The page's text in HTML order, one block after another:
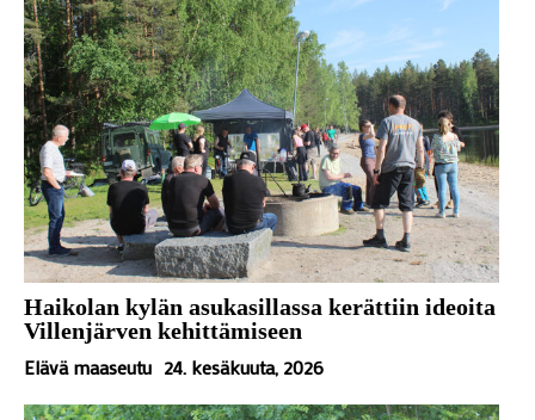
Haikolan kylän asukasillassa kerättiin ideoita
Villenjärven kehittämiseen
Elävä maaseutu 24. kesäkuuta, 2026